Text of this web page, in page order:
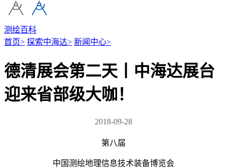
测绘百科
首页> 探索中海达> 新闻中心>
德清展会第二天丨中海达展台
迎来省部级大咖！
2018-09-28
第八届
中国测绘地理信息技术装备博览会